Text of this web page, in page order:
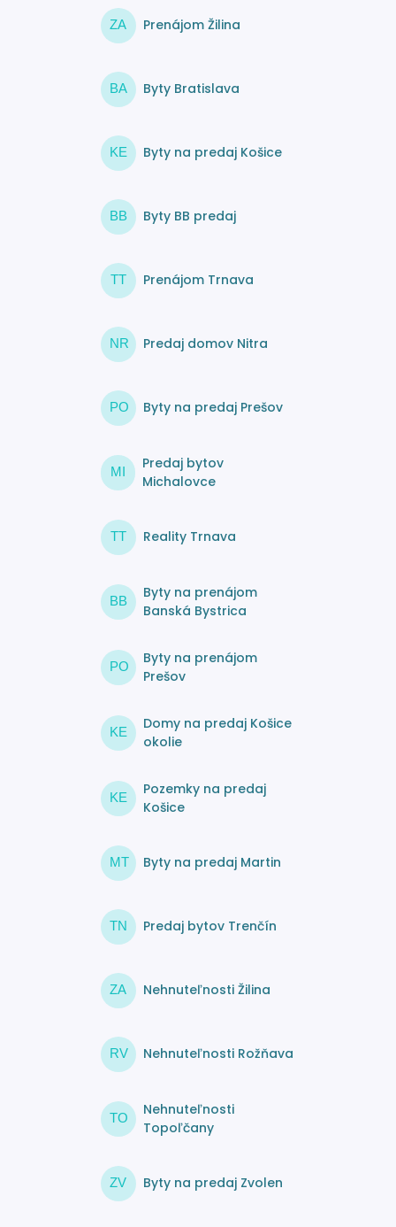
ZA Prenájom Žilina
BA Byty Bratislava
KE Byty na predaj Košice
BB Byty BB predaj
TT Prenájom Trnava
NR Predaj domov Nitra
PO Byty na predaj Prešov
MI
Predaj bytov
Michalovce
TT Reality Trnava
BB
Byty na prenájom
Banská Bystrica
PO
Byty na prenájom
Prešov
KE
Domy na predaj Košice
okolie
KE
Pozemky na predaj
Košice
MT Byty na predaj Martin
TN Predaj bytov Trenčín
ZA Nehnuteľnosti Žilina
RV Nehnuteľnosti Rožňava
TO
Nehnuteľnosti
Topoľčany
ZV Byty na predaj Zvolen